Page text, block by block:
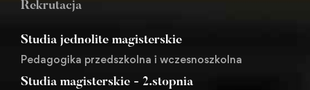
Rekrutacja
Studia jednolite magisterskie
Pedagogika przedszkolna i wczesnoszkolna
Studia magisterskie - 2.stopnia